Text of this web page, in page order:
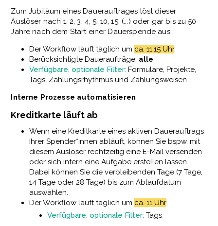
Zum Jubiläum eines Dauerauftrages löst dieser
Auslöser nach 1, 2, 3, 4, 5, 10, 15, (...) oder gar bis zu 50
Jahre nach dem Start einer Dauerspende aus.
Der Workflow läuft täglich um ca. 11:15 Uhr.
Berücksichtigte Daueraufträge: alle
Verfügbare, optionale Filter: Formulare, Projekte,
Tags, Zahlungsrhythmus und Zahlungsweisen
Interne Prozesse automatisieren
Kreditkarte läuft ab
Wenn eine Kreditkarte eines aktiven Dauerauftrags
Ihrer Spender*innen abläuft, können Sie bspw. mit
diesem Auslöser rechtzeitig eine E-Mail versenden
oder sich intern eine Aufgabe erstellen lassen.
Dabei können Sie die verbleibenden Tage (7 Tage,
14 Tage oder 28 Tage) bis zum Ablaufdatum
auswählen.
Der Workflow läuft täglich um ca. 11 Uhr.
Verfügbare, optionale Filter: Tags